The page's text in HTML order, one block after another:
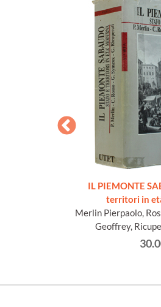
IL PIEMONTE
territori in
Merlin Pierpaolo,
Geoffrey,